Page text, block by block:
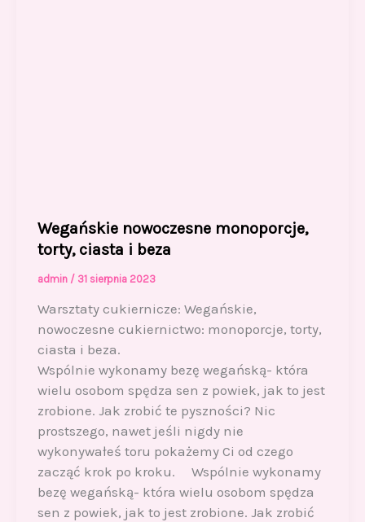
Wegańskie nowoczesne monoporcje,
torty, ciasta i beza
admin / 31 sierpnia 2023
Warsztaty cukiernicze: Wegańskie,
nowoczesne cukiernictwo: monoporcje, torty,
ciasta i beza.
Wspólnie wykonamy bezę wegańską- która
wielu osobom spędza sen z powiek, jak to jest
zrobione. Jak zrobić te pyszności? Nic
prostszego, nawet jeśli nigdy nie
wykonywałeś toru pokażemy Ci od czego
zacząć krok po kroku. Wspólnie wykonamy
bezę wegańską- która wielu osobom spędza
sen z powiek, jak to jest zrobione. Jak zrobić